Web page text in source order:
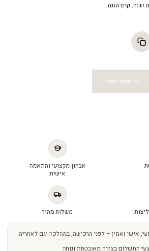
הגנה, קרם הגנה
הוספה לסל
אבחון מקצועי והתאמה
אישית
משלוח מהיר
אישי ואמין – לפני הרכישה, במהלכה וגם לאחריה
התשלום בצורה מאובטחת ונוחה